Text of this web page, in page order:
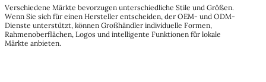
Verschiedene Märkte bevorzugen unterschiedliche Stile und Größen.
Wenn Sie sich für einen Hersteller entscheiden, der OEM- und ODM-
Dienste unterstützt, können Großhändler individuelle Formen,
Rahmenoberflächen, Logos und intelligente Funktionen für lokale
Märkte anbieten.